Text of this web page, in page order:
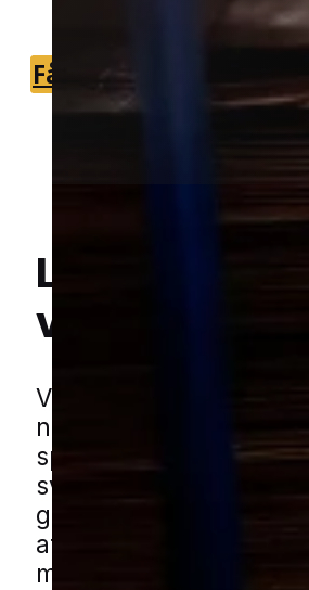
Få et tilbud +45 51
Lokal
væggelus
i
Væggelus er et
natteroen ubehagelig.
sprækker, møbler og
svært selv at få
giver det tryghed at få
at vurdere situationen
målrettet plan for